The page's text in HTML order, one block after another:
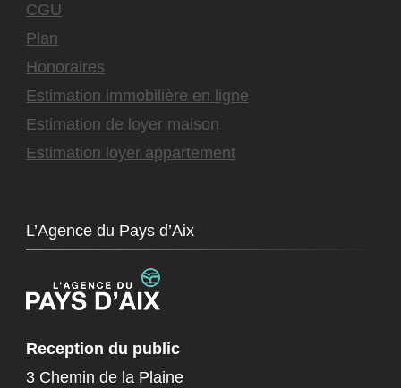
CGU
Plan
Honoraires
Estimation immobilière en ligne
Estimation de loyer maison
Estimation loyer appartement
L’Agence du Pays d’Aix
Reception du public
3 Chemin de la Plaine